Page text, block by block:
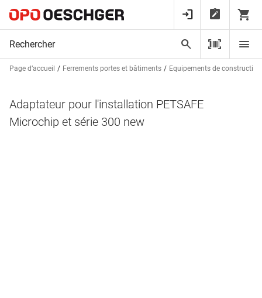
Page d’accueil Ferrements portes et bâtiments Equipements de construction
Adaptateur pour l'installation PETSAFE
Microchip et série 300 new